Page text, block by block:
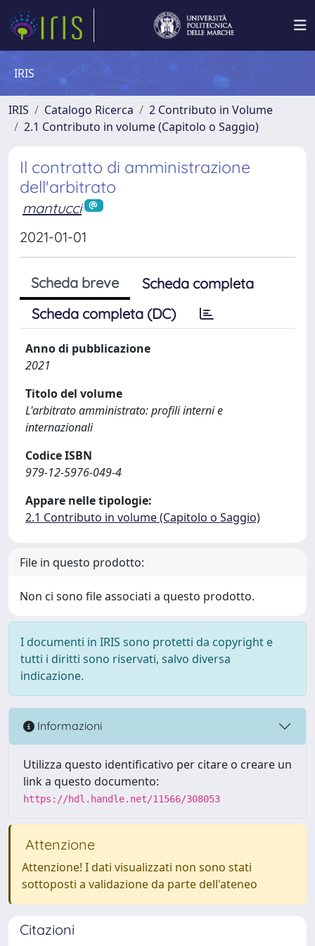
IRIS
IRIS Catalogo Ricerca
2 Contributo in Volume
2.1 Contributo in volume (Capitolo o Saggio)
Il contratto di amministrazione
dell'arbitrato
mantucci
2021-01-01
Scheda breve
Scheda completa
Scheda completa (DC)
Anno di pubblicazione
2021
Titolo del volume
L'arbitrato amministrato: profili interni e
internazionali
Codice ISBN
979-12-5976-049-4
Appare nelle tipologie:
2.1 Contributo in volume (Capitolo o Saggio)
File in questo prodotto:
Non ci sono file associati a questo prodotto.
I documenti in IRIS sono protetti da copyright e
tutti i diritti sono riservati, salvo diversa
indicazione.
Informazioni
Utilizza questo identificativo per citare o creare un
link a questo documento:
https://hdl.handle.net/11566/308053
Attenzione
Attenzione! I dati visualizzati non sono stati
sottoposti a validazione da parte dell'ateneo
Citazioni